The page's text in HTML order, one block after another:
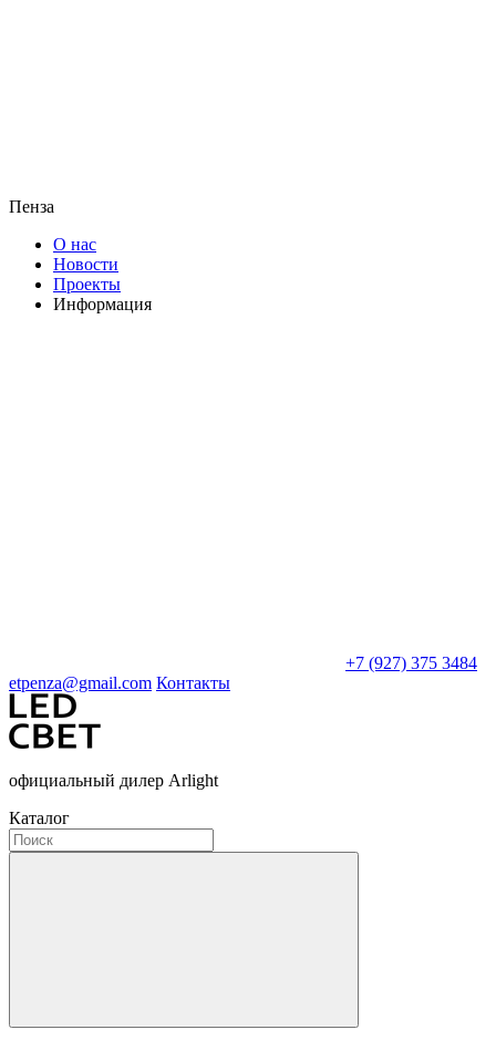
Пенза
О нас
Новости
Проекты
Информация
+7 (927) 375 3484
etpenza@gmail.com Контакты
официальный дилер Arlight
Каталог